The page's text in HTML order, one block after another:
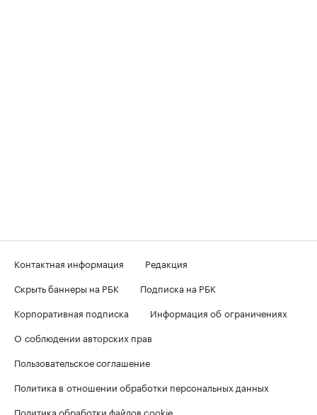
Контактная информация
Редакция
Скрыть баннеры на РБК
Подписка на РБК
Корпоративная подписка
Информация об ограничениях
О соблюдении авторских прав
Пользовательское соглашение
Политика в отношении обработки персональных данных
Политика обработки файлов cookie